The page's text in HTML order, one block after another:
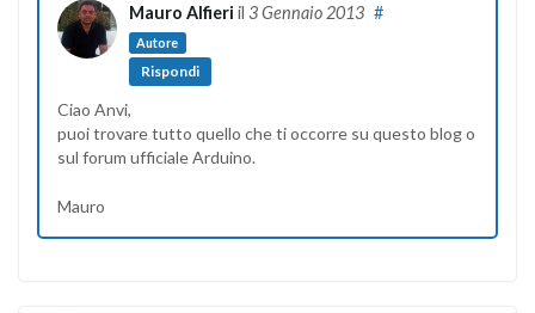
Mauro Alfieri il 3 Gennaio 2013
Autore
#
Rispondi
Ciao Anvi,
puoi trovare tutto quello che ti occorre su questo blog o
sul forum ufficiale Arduino.
Mauro